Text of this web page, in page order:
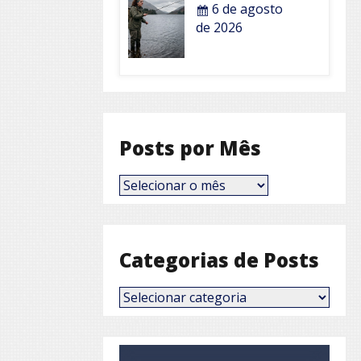
6 de agosto
de 2026
Posts por Mês
Posts
por
Categorias de Posts
Categorias
de